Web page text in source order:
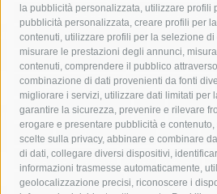
la pubblicità personalizzata, utilizzare profili
pubblicità personalizzata, creare profili per
contenuti, utilizzare profili per la selezione di
misurare le prestazioni degli annunci,
contenuti, comprendere il pubblico
combinazione di dati provenienti da fonti
migliorare i servizi, utilizzare dati limitati per
garantire la sicurezza, prevenire e rilevare
erogare e presentare pubblicità e
scelte sulla privacy, abbinare e combinare
di dati, collegare diversi dispositivi,
informazioni trasmesse automaticamente,
geolocalizzazione precisi, riconoscere i
Asl Napoli 3 sud
capitaneria di porto
castellammare di stabia
comune di sorrento
concerto
costiera amalfitana
covid-19 eav
fondazione sorrento
gori guardia
lavori
lorenzo balducelli mare
massimo coppola
Meta napoli
penisola sorrentina
piano di